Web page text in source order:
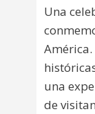
Una
América.
una
de